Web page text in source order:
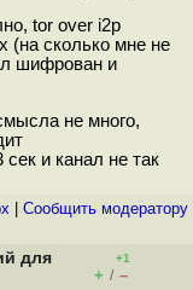
tor over i2p
(на сколько мне не
шифрован и
не много,
и канал не так
Cообщить модератору
для
+1
+ / –